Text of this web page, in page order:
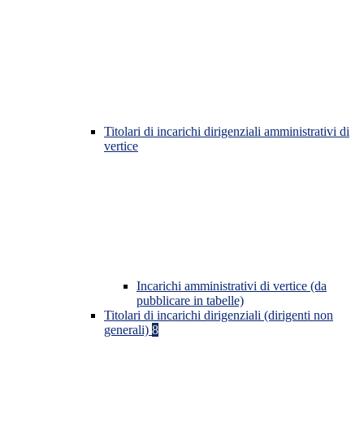
Titolari di incarichi dirigenziali amministrativi di
vertice
Incarichi amministrativi di vertice (da
pubblicare in tabelle)
Titolari di incarichi dirigenziali (dirigenti non
generali) 8